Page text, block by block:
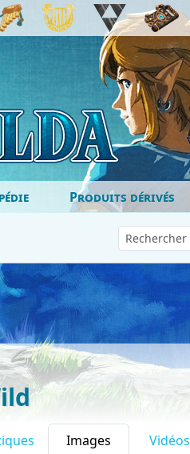
Produits dérivés
Images Vidéos